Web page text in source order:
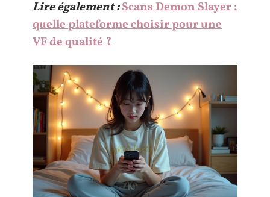
Lire également :Scans Demon Slayer :
quelle plateforme choisir pour une
VF de qualité ?